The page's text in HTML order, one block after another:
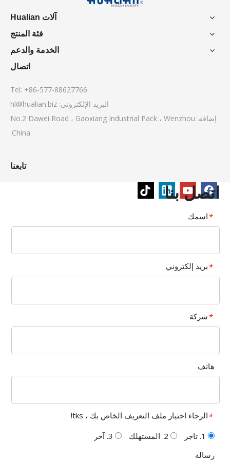
آلات Hualian
فئة المنتج
الخدمة والدعم
اتصال
Tel: +86-577-88627766
البريد الإلكتروني: hl@hualian.biz
إضافة: No.2 Dawei Road ، Gaoxiang Industrial Pack ، Wenzhou
China.
تابعنا
اتصل بنا
*اسمك
*بريد إلكتروني
*شركة
هاتف
*الرجاء اختيار ملف التعريف الخاص بك ، tks!
رسالة